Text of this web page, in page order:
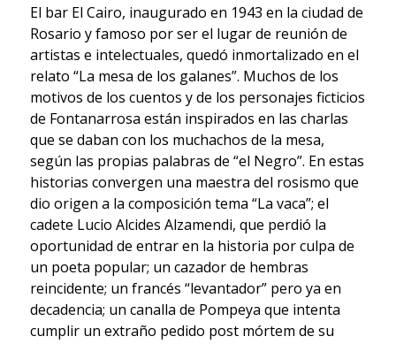
El bar El Cairo, inaugurado en 1943 en la ciudad de
Rosario y famoso por ser el lugar de reunión de
artistas e intelectuales, quedó inmortalizado en el
relato “La mesa de los galanes”. Muchos de los
motivos de los cuentos y de los personajes ficticios
de Fontanarrosa están inspirados en las charlas
que se daban con los muchachos de la mesa,
según las propias palabras de “el Negro”. En estas
historias convergen una maestra del rosismo que
dio origen a la composición tema “La vaca”; el
cadete Lucio Alcides Alzamendi, que perdió la
oportunidad de entrar en la historia por culpa de
un poeta popular; un cazador de hembras
reincidente; un francés “levantador” pero ya en
decadencia; un canalla de Pompeya que intenta
cumplir un extraño pedido post mórtem de su